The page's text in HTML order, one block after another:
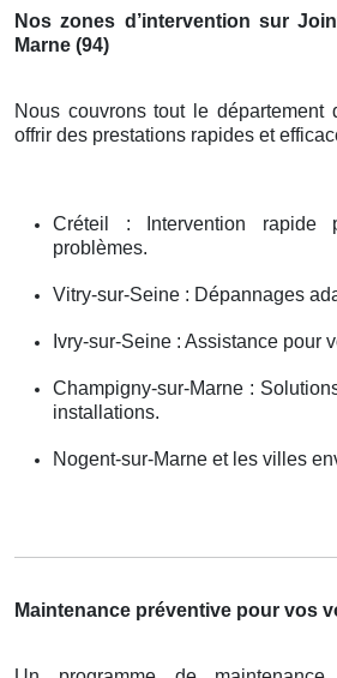
Nos zones d’intervention sur
Marne (94)
Nous couvrons tout le département
offrir des prestations rapides et
Créteil : Intervention rapide
problèmes.
Vitry-sur-Seine : Dépannages
Ivry-sur-Seine : Assistance pour
Champigny-sur-Marne :
installations.
Nogent-sur-Marne et les villes
Maintenance préventive pour vos